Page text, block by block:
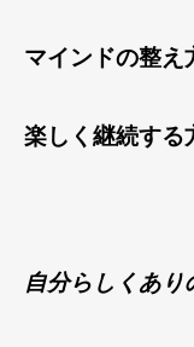
マインドの整え
楽しく継続する
自分らしくあり